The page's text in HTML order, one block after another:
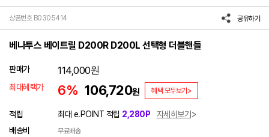
상품번호 B0305414 공유하기
베나투스 베이트릴 D200R D200L 선택형 더블핸들
판매가 114,000원
최대혜택가 6% 106,720원 혜택 모두보기>
적립 최대 e.POINT 적립 2,280P
자세히보기
배송비
무료배송